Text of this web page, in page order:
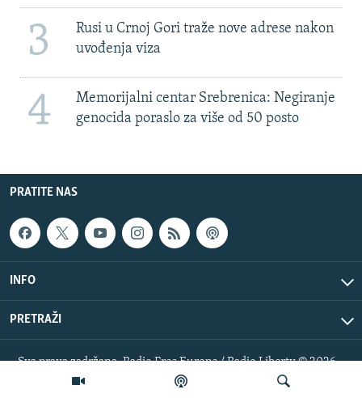
3
Rusi u Crnoj Gori traže nove adrese nakon
uvođenja viza
4
Memorijalni centar Srebrenica: Negiranje
genocida poraslo za više od 50 posto
PRATITE NAS
INFO
PRETRAŽI
Sva prava zadržana. Radio Free Europe / Radio Liberty © 2026
RFE/RL, Inc.